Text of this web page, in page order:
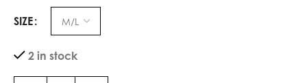
SIZE
2 in stock